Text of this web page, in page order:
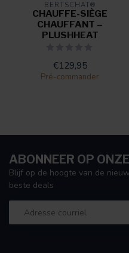
BERTSCHAT®
CHAUFFE-SIÈGE
CHAUFFANT –
PLUSHHEAT
€129,95
Pré-commander
ABONNEER OP
Blijf op de hoogte van de
beste deals